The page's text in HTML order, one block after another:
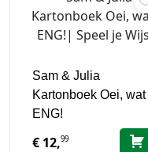
Sam & Julia
Kartonboek Oei, wat
ENG!
€ 12,99